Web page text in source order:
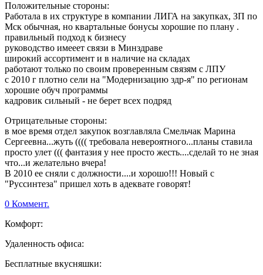
Положительные стороны:
Работала в их структуре в компании ЛИГА на закупках, ЗП по
Мск обычная, но квартальные бонусы хорошие по плану .
правильный подход к бизнесу
руководство имееет связи в Минздраве
широкий ассортимент и в наличие на складах
работают только по своим проверенным связям с ЛПУ
с 2010 г плотно сели на "Модернизацию здр-я" по регионам
хорошие обуч программы
кадровик сильный - не берет всех подряд
Отрицательные стороны:
в мое время отдел закупок возглавляла Смельчак Марина
Сергеевна...жуть (((( требовала невероятного...планы ставила
просто улет ((( фантазия у нее просто жесть....сделай то не зная
что...и желательно вчера!
В 2010 ее сняли с должности....и хорошо!!! Новый с
"Руссинтеза" пришел хоть в адеквате говорят!
0 Коммент.
Комфорт:
Удаленность офиса:
Бесплатные вкусняшки: